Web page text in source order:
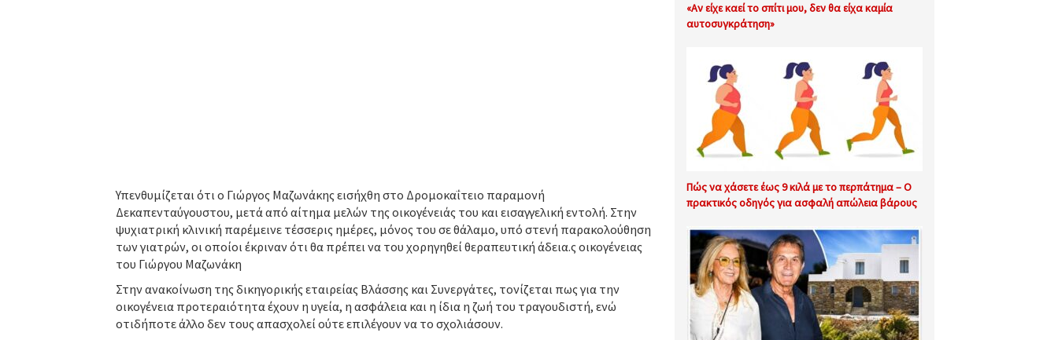
Υπενθυμίζεται ότι ο Γιώργος Μαζωνάκης εισήχθη στο Δρομοκαΐτειο παραμονή
Δεκαπενταύγουστου, μετά από αίτημα μελών της οικογένειάς του και εισαγγελική εντολή. Στην
ψυχιατρική κλινική παρέμεινε τέσσερις ημέρες, μόνος του σε θάλαμο, υπό στενή παρακολούθηση
των γιατρών, οι οποίοι έκριναν ότι θα πρέπει να του χορηγηθεί θεραπευτική άδεια.ς οικογένειας
του Γιώργου Μαζωνάκη
Στην ανακοίνωση της δικηγορικής εταιρείας Βλάσσης και Συνεργάτες, τονίζεται πως για την
οικογένεια προτεραιότητα έχουν η υγεία, η ασφάλεια και η ίδια η ζωή του τραγουδιστή, ενώ
οτιδήποτε άλλο δεν τους απασχολεί ούτε επιλέγουν να το σχολιάσουν.
«Αν είχε καεί το σπίτι μου, δεν θα είχα καμία
αυτοσυγκράτηση»
Πώς να χάσετε έως 9 κιλά με το περπάτημα – Ο
πρακτικός οδηγός για ασφαλή απώλεια βάρους